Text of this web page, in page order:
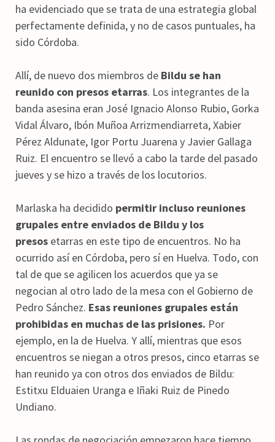
ha evidenciado que se trata de una estrategia global
perfectamente definida, y no de casos puntuales, ha
sido Córdoba.
Allí, de nuevo dos miembros de Bildu se han
reunido con presos etarras. Los integrantes de la
banda asesina eran José Ignacio Alonso Rubio, Gorka
Vidal Álvaro, Ibón Muñoa Arrizmendiarreta, Xabier
Pérez Aldunate, Igor Portu Juarena y Javier Gallaga
Ruiz. El encuentro se llevó a cabo la tarde del pasado
jueves y se hizo a través de los locutorios.
Marlaska ha decidido permitir incluso reuniones
grupales entre enviados de Bildu y los
presos etarras en este tipo de encuentros. No ha
ocurrido así en Córdoba, pero sí en Huelva. Todo, con
tal de que se agilicen los acuerdos que ya se
negocian al otro lado de la mesa con el Gobierno de
Pedro Sánchez. Esas reuniones grupales están
prohibidas en muchas de las prisiones. Por
ejemplo, en la de Huelva. Y allí, mientras que esos
encuentros se niegan a otros presos, cinco etarras se
han reunido ya con otros dos enviados de Bildu:
Estitxu Elduaien Uranga e Iñaki Ruiz de Pinedo
Undiano.